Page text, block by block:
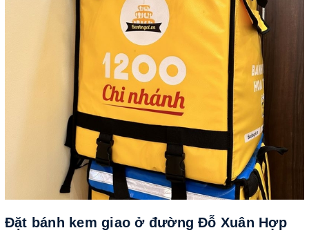
Đặt bánh kem giao ở đường Đỗ Xuân Hợp